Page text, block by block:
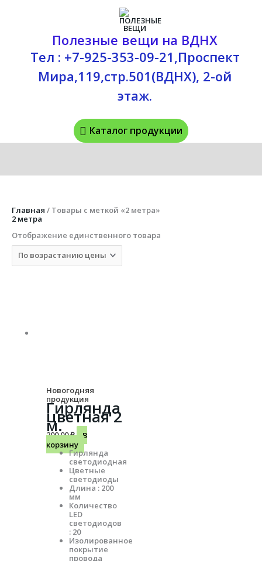
Полезные вещи на ВДНХ
Тел : +7-925-353-09-21,Проспект
Мира,119,стр.501(ВДНХ), 2-ой
этаж.
Каталог
продукции
Каталог продукции
Главная / Товары с меткой «2 метра»
2 метра
Отображение единственного товара
Новогодняя
продукция
Гирлянда
цветная 2
м.
200.00₽
В
корзину
Гирлянда
светодиодная
Цветные
светодиоды
Длина : 200
мм
Количество
LED
светодиодов
: 20
Изолированное
покрытие
провода